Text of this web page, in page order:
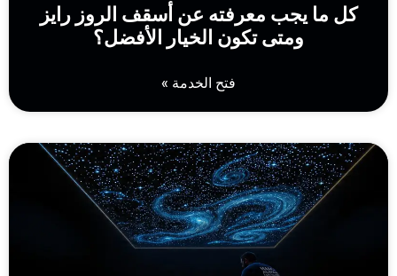
كل ما يجب معرفته عن أسقف الروز رايز
ومتى تكون الخيار الأفضل؟
فتح الخدمة »